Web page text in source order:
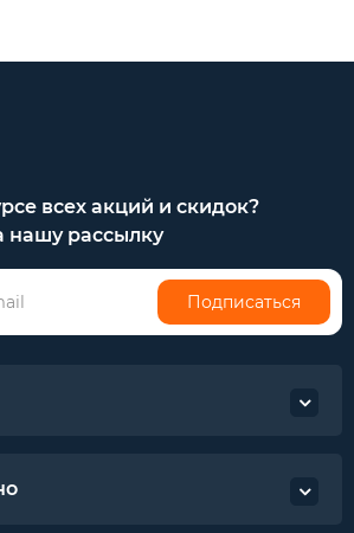
всех акций и скидок?
нашу рассылку
Подписаться